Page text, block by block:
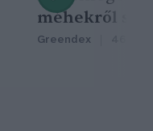
méhekről
Greendex